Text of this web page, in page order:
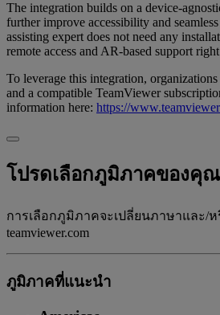
The integration builds on a device-
further improve accessibility and
assisting expert does not need any
remote access and AR-based support
To leverage this integration,
and a compatible TeamViewer
information here: https://
โปรดเลือกภูมิภาคของคุณ
การเลือกภูมิภาคจะเปลี่ยนภาษาและ/
teamviewer.com
ภูมิภาคที่แนะนํา